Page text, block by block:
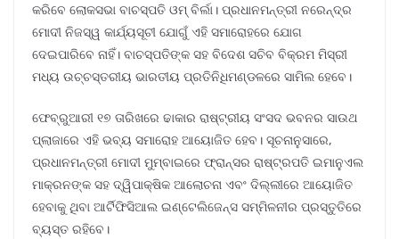
କରିବେ ଲୋକସଭା ବାଚସ୍ପତି ଓମ୍ ବିର୍ଲା। ପ୍ରଧାନମନ୍ତ୍ରୀ ନରେନ୍ଦ୍ର
ମୋଦୀ ନିଜସ୍ୱ କାର୍ଯ୍ୟସୂଚୀ ଯୋଗୁଁ ଏହି ସମାରୋହରେ ଯୋଗ
ଦେଇପାରିବେ ନାହିଁ। ବାଚସ୍ପତିଙ୍କ ସହ ବିଦେଶ ସଚିବ ବିକ୍ରମ ମିସ୍ରୀ
ମଧ୍ୟ ଉଚ୍ଚସ୍ତରୀୟ ଭାରତୀୟ ପ୍ରତିନିଧିମଣ୍ଡଳରେ ସାମିଲ ହେବେ।
ଫେବ୍ରୁଆରୀ ୧୭ ତାରିଖରେ ଢାକାର ରାଷ୍ଟ୍ରୀୟ ସଂସଦ ଭବନର ସାଉଥ
ପ୍ଲାଜାରେ ଏହି ଭବ୍ୟ ସମାରୋହ ଆୟୋଜିତ ହେବ। ସୂଚନାନୁସାରେ,
ପ୍ରଧାନମନ୍ତ୍ରୀ ମୋଦୀ ମୁମ୍ବାଇରେ ଫ୍ରାନ୍ସର ରାଷ୍ଟ୍ରପତି ଇମାନୁଏଲ
ମାକ୍ରନଙ୍କ ସହ ଦ୍ୱିପାକ୍ଷିକ ଆଲୋଚନା ଏବଂ ଦିଲ୍ଲୀରେ ଆୟୋଜିତ
ହେବାକୁ ଥିବା ଆର୍ଟିଫିସିଆଲ ଇଣ୍ଟେଲିଜେନ୍ସ ସମ୍ମିଳନୀର ପ୍ରସ୍ତୁତିରେ
ବ୍ୟସ୍ତ ରହିବେ।